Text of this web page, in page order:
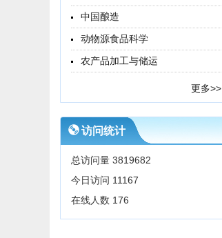
中国酿造
动物源食品科学
农产品加工与储运
更多>>
访问统计
总访问量 3819682
今日访问 11167
在线人数 176